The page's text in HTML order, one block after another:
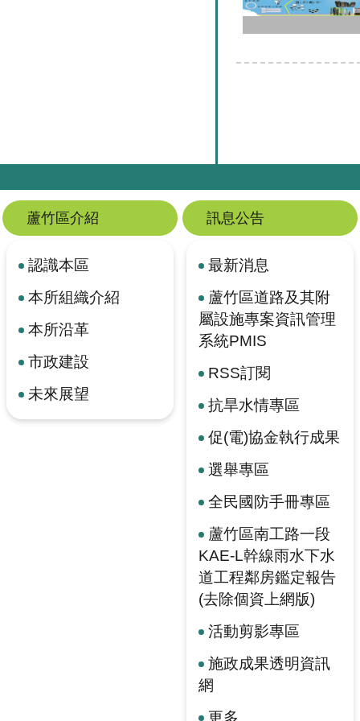
蘆竹區介紹
認識本區
本所組織介紹
本所沿革
市政建設
未來展望
訊息公告
最新消息
蘆竹區道路及其附
屬設施專案資訊管理
系統PMIS
RSS訂閱
抗旱水情專區
促(電)協金執行成果
選舉專區
全民國防手冊專區
蘆竹區南工路一段
KAE-L幹線雨水下水
道工程鄰房鑑定報告
(去除個資上網版)
活動剪影專區
施政成果透明資訊
網
更多...